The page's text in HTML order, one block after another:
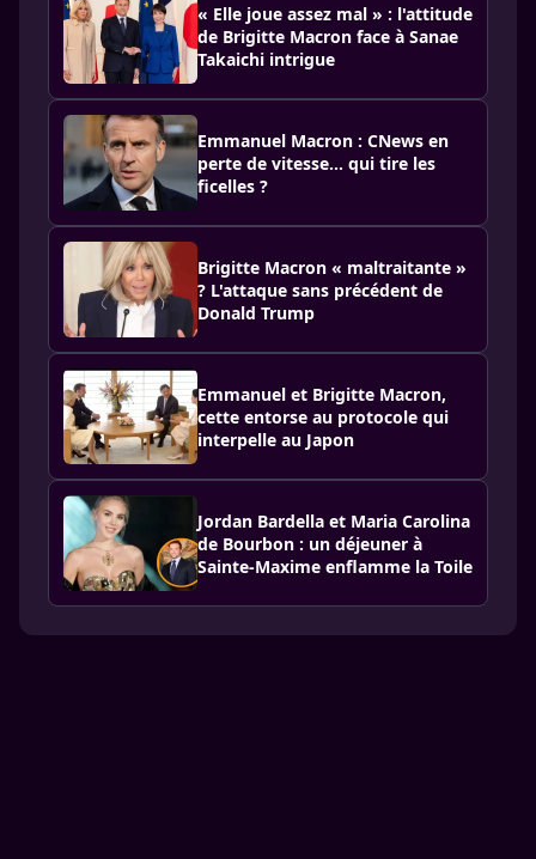
« Elle joue assez mal » : l'attitude
de Brigitte Macron face à Sanae
Takaichi intrigue
Emmanuel Macron : CNews en
perte de vitesse… qui tire les
ficelles ?
Brigitte Macron « maltraitante »
? L'attaque sans précédent de
Donald Trump
Emmanuel et Brigitte Macron,
cette entorse au protocole qui
interpelle au Japon
Jordan Bardella et Maria Carolina
de Bourbon : un déjeuner à
Sainte-Maxime enflamme la Toile